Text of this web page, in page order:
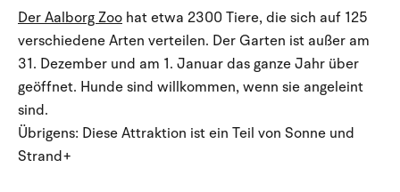
Der Aalborg Zoo hat etwa 2300 Tiere, die sich auf 125
verschiedene Arten verteilen. Der Garten ist außer am
31. Dezember und am 1. Januar das ganze Jahr über
geöffnet. Hunde sind willkommen, wenn sie angeleint
sind.
Übrigens: Diese Attraktion ist ein Teil von Sonne und
Strand+